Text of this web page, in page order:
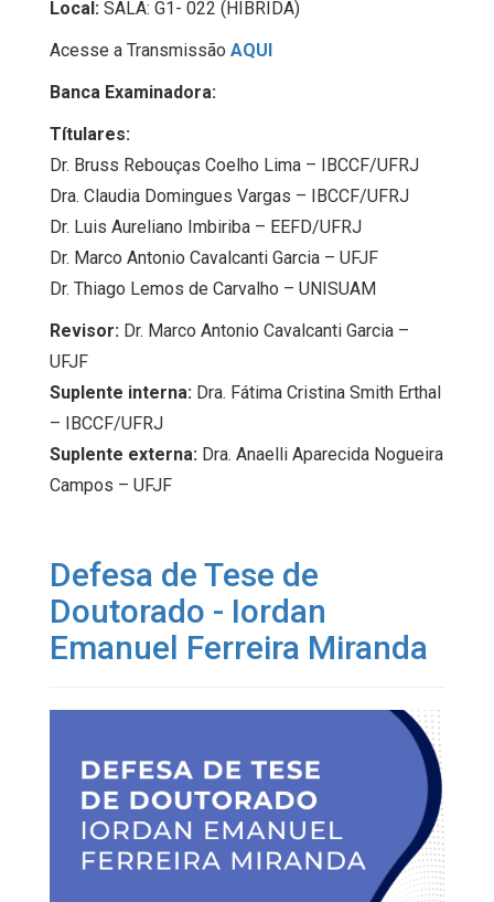
Local: SALA: G1- 022 (HÍBRIDA)
Acesse a Transmissão AQUI
Banca Examinadora:
Títulares:
Dr. Bruss Rebouças Coelho Lima – IBCCF/UFRJ
Dra. Claudia Domingues Vargas – IBCCF/UFRJ
Dr. Luis Aureliano Imbiriba – EEFD/UFRJ
Dr. Marco Antonio Cavalcanti Garcia – UFJF
Dr. Thiago Lemos de Carvalho – UNISUAM
Revisor: Dr. Marco Antonio Cavalcanti Garcia –
UFJF
Suplente interna: Dra. Fátima Cristina Smith Erthal
– IBCCF/UFRJ
Suplente externa: Dra. Anaelli Aparecida Nogueira
Campos – UFJF
Defesa de Tese de
Doutorado - Iordan
Emanuel Ferreira Miranda